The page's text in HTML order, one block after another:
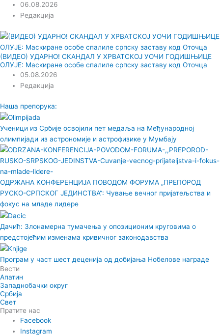
06.08.2026
Редакција
(ВИДЕО) УДАРНО! СКАНДАЛ У ХРВАТСКОЈ УОЧИ ГОДИШЊИЦЕ
ОЛУЈЕ: Маскиране особе спалиле српску заставу код Оточца
05.08.2026
Редакција
Наша препорука:
Ученици из Србије освојили пет медаља на Међународној
олимпијади из астрономије и астрофизике у Мумбају
ОДРЖАНА КОНФЕРЕНЦИЈА ПОВОДОМ ФОРУМА „ПРЕПОРОД
РУСКО-СРПСКОГ ЈЕДИНСТВА“: Чување вечног пријатељства и
фокус на младе лидере
Дачић: Злонамерна тумачења у опозиционим круговима о
предстојећим изменама кривичног законодавства
Програм у част шест деценија од добијања Нобелове награде
Вести
Апатин
Западнобачки округ
Србија
Свет
Пратите нас
Facebook
Instagram